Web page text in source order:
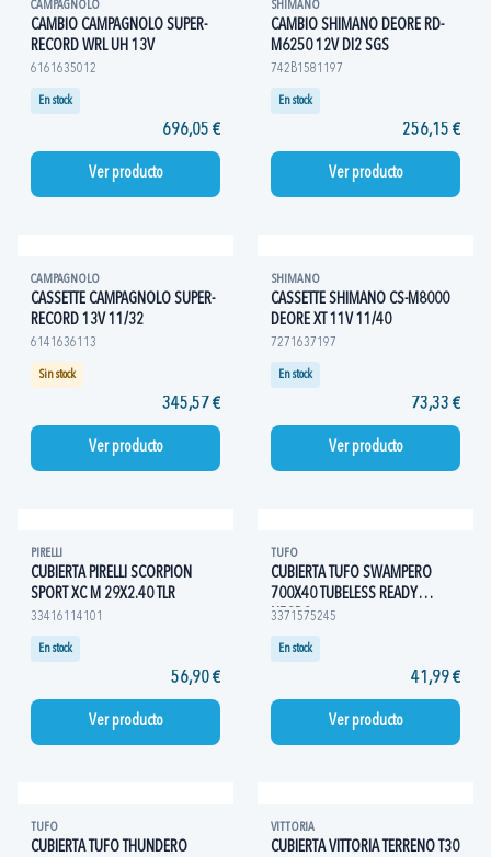
CAMPAGNOLO
CAMBIO CAMPAGNOLO SUPER-
RECORD WRL UH 13V
6161635012
En stock
696,05 €
Ver producto
SHIMANO
CAMBIO SHIMANO DEORE RD-
M6250 12V DI2 SGS
742B1581197
En stock
256,15 €
Ver producto
CAMPAGNOLO
CASSETTE CAMPAGNOLO SUPER-
RECORD 13V 11/32
6141636113
Sin stock
345,57 €
Ver producto
SHIMANO
CASSETTE SHIMANO CS-M8000
DEORE XT 11V 11/40
7271637197
En stock
73,33 €
Ver producto
PIRELLI
CUBIERTA PIRELLI SCORPION
SPORT XC M 29X2.40 TLR
33416114101
En stock
56,90 €
Ver producto
TUFO
CUBIERTA TUFO SWAMPERO
700X40 TUBELESS READY
NEGRO
3371575245
En stock
41,99 €
Ver producto
TUFO
CUBIERTA TUFO THUNDERO
VITTORIA
CUBIERTA VITTORIA TERRENO T30